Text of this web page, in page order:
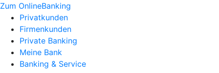
Zum OnlineBanking
Privatkunden
Firmenkunden
Private Banking
Meine Bank
Banking & Service